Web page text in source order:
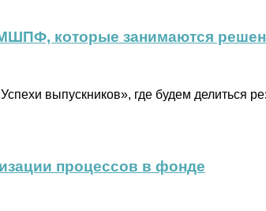
которые занимаются
выпускников», где будем делиться
процессов в фонде